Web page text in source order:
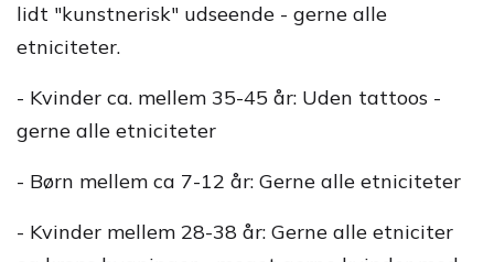
lidt "kunstnerisk" udseende - gerne alle
etniciteter.
- Kvinder ca. mellem 35-45 år: Uden tattoos -
gerne alle etniciteter
- Børn mellem ca 7-12 år: Gerne alle etniciteter
- Kvinder mellem 28-38 år: Gerne alle etniciter